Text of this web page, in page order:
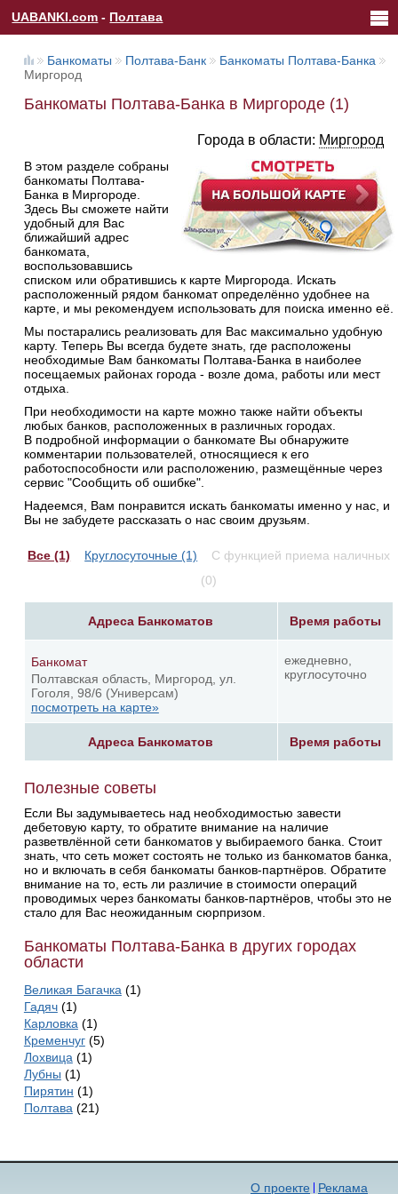
UABANKI.com - Полтава
Банкоматы Полтава-Банк
Банкоматы Полтава-Банка
Миргород
Банкоматы Полтава-Банка в Миргороде (1)
Города в области: Миргород
В этом разделе собраны
банкоматы Полтава-
Банка в Миргороде.
Здесь Вы сможете найти
удобный для Вас
ближайший адрес
банкомата,
воспользовавшись
списком или обратившись к карте Миргорода. Искать
расположенный рядом банкомат определённо удобнее на
карте, и мы рекомендуем использовать для поиска именно её.
Мы постарались реализовать для Вас максимально удобную
карту. Теперь Вы всегда будете знать, где расположены
необходимые Вам банкоматы Полтава-Банка в наиболее
посещаемых районах города - возле дома, работы или мест
отдыха.
При необходимости на карте можно также найти объекты
любых банков, расположенных в различных городах.
В подробной информации о банкомате Вы обнаружите
комментарии пользователей, относящиеся к его
работоспособности или расположению, размещённые через
сервис "Сообщить об ошибке".
Надеемся, Вам понравится искать банкоматы именно у нас, и
Вы не забудете рассказать о нас своим друзьям.
Все (1) Круглосуточные (1)
С функцией приема наличных
(0)
Адреса Банкоматов Время работы
Адреса Банкоматов Время работы
Банкомат
Полтавская область, Миргород, ул.
Гоголя, 98/6 (Универсам)
посмотреть на карте»
ежедневно,
круглосуточно
Полезные советы
Если Вы задумываетесь над необходимостью завести
дебетовую карту, то обратите внимание на наличие
разветвлённой сети банкоматов у выбираемого банка. Стоит
знать, что сеть может состоять не только из банкоматов банка,
но и включать в себя банкоматы банков-партнёров. Обратите
внимание на то, есть ли различие в стоимости операций
проводимых через банкоматы банков-партнёров, чтобы это не
стало для Вас неожиданным сюрпризом.
Банкоматы Полтава-Банка в других городах
области
Великая Багачка (1)
Гадяч(1)
Карловка (1)
Кременчуг(5)
Лохвица (1)
Лубны (1)
Пирятин (1)
Полтава (21)
Реклама
О проекте